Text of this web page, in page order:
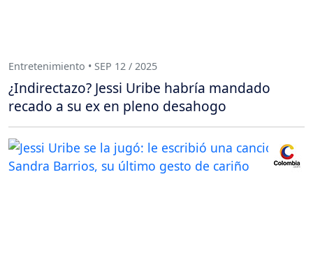
Entretenimiento • SEP 12 / 2025
¿Indirectazo? Jessi Uribe habría mandado
recado a su ex en pleno desahogo